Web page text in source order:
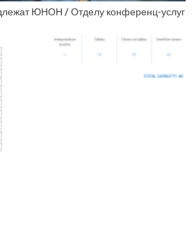
ЮНОН / Отделу конференц-услуг